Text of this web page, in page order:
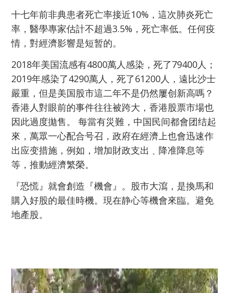
十七年前非典患者死亡率接近10%，這次肺炎死亡
率，醫學專家估計不超過3.5%，死亡率低。任何疫
情，對經濟影響是短暂的。
2018年美国流感有4800萬人感染，死了79400人；
2019年感染了4290萬人，死了61200人，遠比沙士
嚴重，但是美国股市這二年不是仍然屢创新高嗎？
香港人對眼前的事件往往被跨大，香港股票市場也
因此過度拋售。 每當有災難，中国民间都會团结起
來，萬眾一心配合号召，政府在經濟上也會迅速作
出应变措施，例如，增加財政支出﹑降准降息等
等，推動經濟繁榮。
『恐慌』就會創造『機會』。股市大瀉，是換馬和
購入好股的最佳時機。現在静心等機會來臨。避免
地產股。